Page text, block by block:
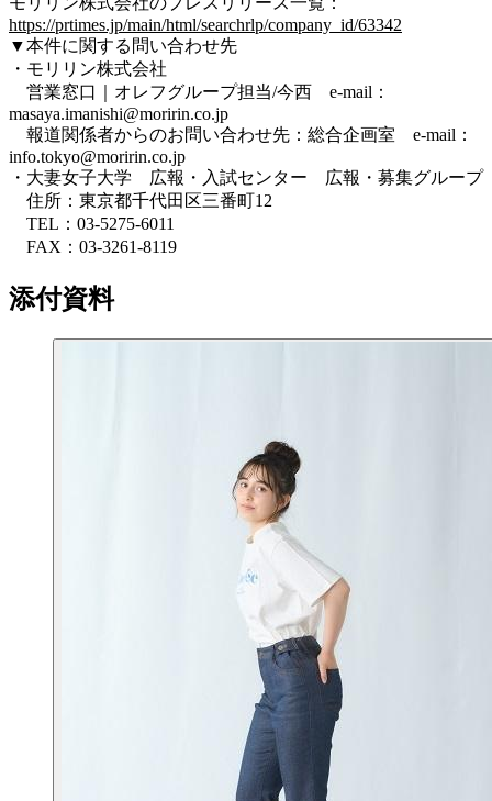
https://prtimes.jp/main/html/searchrlp/company_id/63342
▼本件に関する問い合わせ先
・モリリン株式会社
営業窓⼝｜オレフグループ担当/今⻄ e-mail：
masaya.imanishi@moririn.co.jp
報道関係者からのお問い合わせ先：総合企画室 e-mail：
info.tokyo@moririn.co.jp
・大妻女子大学 広報・入試センター 広報・募集グループ
住所：東京都千代田区三番町12
TEL：03-5275-6011
FAX：03-3261-8119
添付資料